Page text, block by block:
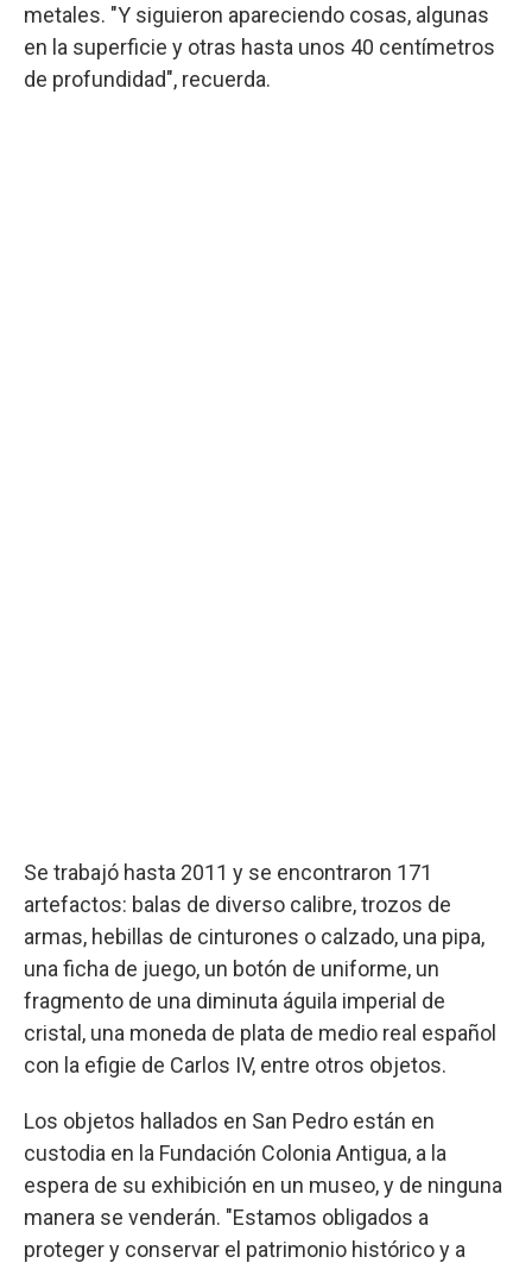
metales. "Y siguieron apareciendo cosas, algunas
en la superficie y otras hasta unos 40 centímetros
de profundidad", recuerda.
Se trabajó hasta 2011 y se encontraron 171
artefactos: balas de diverso calibre, trozos de
armas, hebillas de cinturones o calzado, una pipa,
una ficha de juego, un botón de uniforme, un
fragmento de una diminuta águila imperial de
cristal, una moneda de plata de medio real español
con la efigie de Carlos IV, entre otros objetos.
Los objetos hallados en San Pedro están en
custodia en la Fundación Colonia Antigua, a la
espera de su exhibición en un museo, y de ninguna
manera se venderán. "Estamos obligados a
proteger y conservar el patrimonio histórico y a